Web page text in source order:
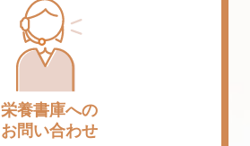
栄養書庫への
お問い合わせ